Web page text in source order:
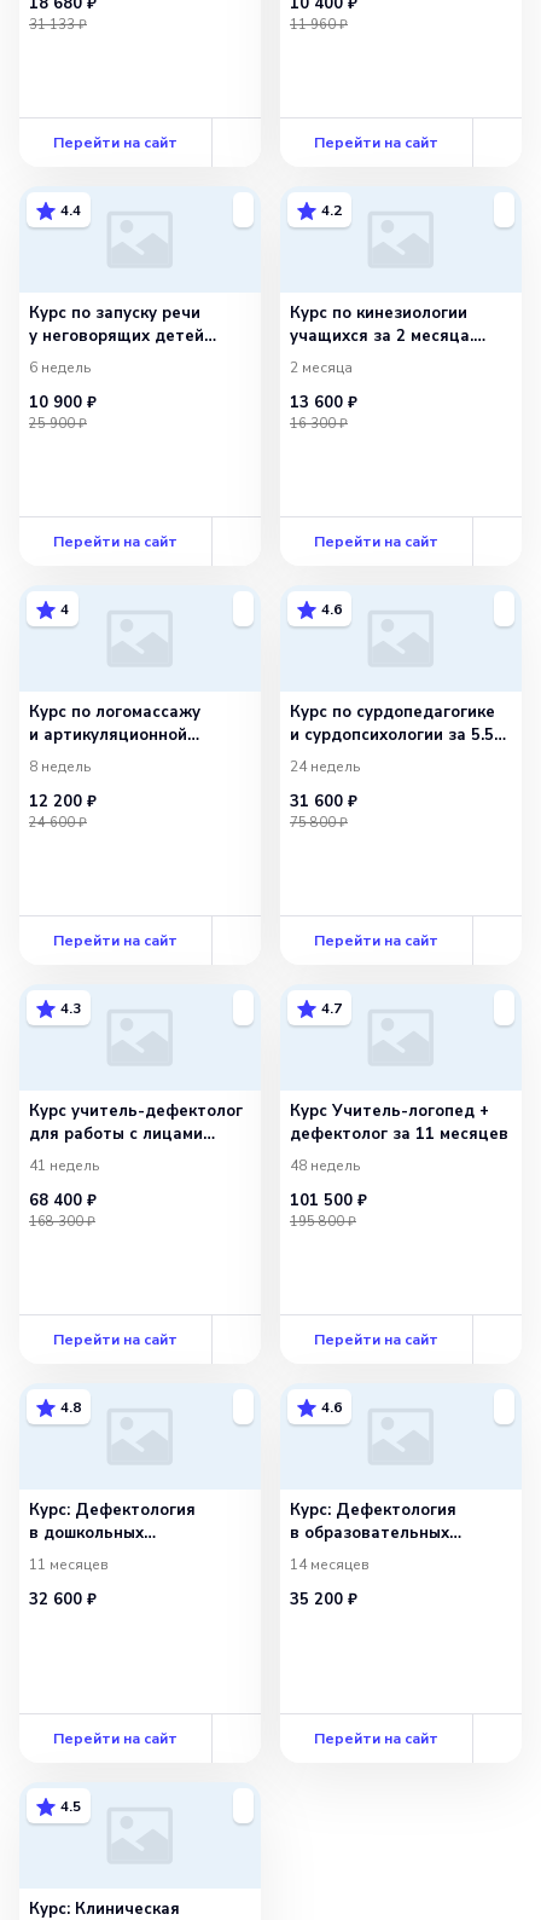
31 133 ₽
Перейти на сайт
11 960 ₽
Перейти на сайт
4.4
Курс по запуску речи
у неговорящих детей
за 1.5 мес
6 недель
10 900 ₽
25 900 ₽
Перейти на сайт
4.2
Курс по кинезиологии
учащихся за 2 месяца.
ФГОС
2 месяца
13 600 ₽
16 300 ₽
Перейти на сайт
4
Курс по логомассажу
и артикуляционной
гимнастике
8 недель
12 200 ₽
24 600 ₽
Перейти на сайт
4.6
Курс по сурдопедагогике
и сурдопсихологии за 5.5
мес
24 недель
31 600 ₽
75 800 ₽
Перейти на сайт
4.3
Курс учитель-дефектолог
для работы с лицами
с ОВЗ
41 недель
68 400 ₽
168 300 ₽
Перейти на сайт
4.7
Курс Учитель-логопед +
дефектолог за 11 месяцев
48 недель
101 500 ₽
195 800 ₽
Перейти на сайт
4.8
Курс: Дефектология
в дошкольных
образовательных
организациях
и в начальной школе
11 месяцев
32 600 ₽
Перейти на сайт
4.6
Курс: Дефектология
в образовательных
организациях
14 месяцев
35 200 ₽
Перейти на сайт
4.5
Курс: Клиническая